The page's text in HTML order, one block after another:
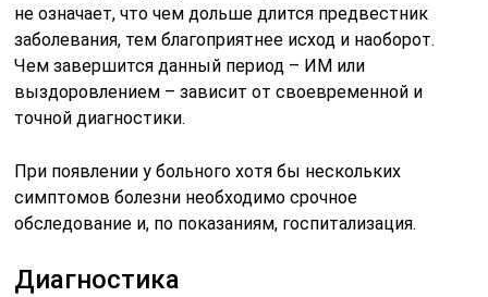
не означает, что чем дольше длится предвестник
заболевания, тем благоприятнее исход и наоборот.
Чем завершится данный период – ИМ или
выздоровлением – зависит от своевременной и
точной диагностики.
При появлении у больного хотя бы нескольких
симптомов болезни необходимо срочное
обследование и, по показаниям, госпитализация.
Диагностика